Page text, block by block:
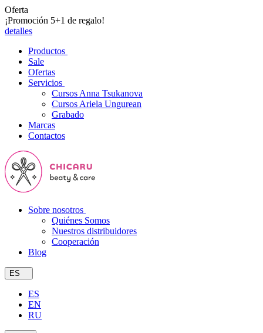
Oferta
¡Promoción 5+1 de regalo!
detalles
Productos
Sale
Ofertas
Servicios
Cursos Anna Tsukanova
Cursos Ariela Ungurean
Grabado
Marcas
Contactos
Sobre nosotros
Quiénes Somos
Nuestros distribuidores
Cooperación
Blog
ES
ES
EN
RU